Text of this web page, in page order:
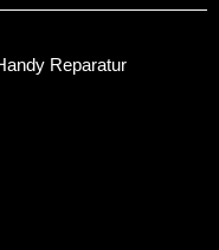
Reparatur